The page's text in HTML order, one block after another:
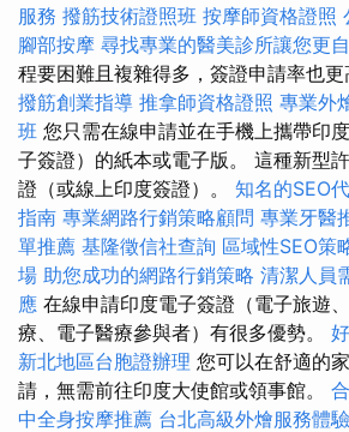
服務 撥筋技術證照班 按摩師資格證照
腳部按摩 尋找專業的醫美診所讓您更
程要困難且複雜得多，簽證申請率也更
撥筋創業指導 推拿師資格證照 專業外
班 您只需在線申請並在手機上攜帶印
子簽證）的紙本或電子版。 這種新型
證（或線上印度簽證）。 知名的SEO
指南 專業網路行銷策略顧問 專業牙醫
單推薦 基隆徵信社查詢 區域性SEO策
場 助您成功的網路行銷策略 清潔人員
應 在線申請印度電子簽證（電子旅遊
療、電子醫療參與者）有很多優勢。
新北地區台胞證辦理 您可以在舒適的
請，無需前往印度大使館或領事館。
中全身按摩推薦 台北高級外燴服務體驗